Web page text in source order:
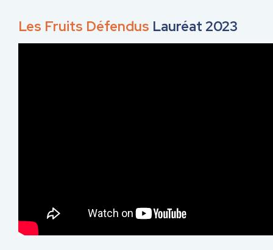
Les Fruits Défendus Lauréat 2023